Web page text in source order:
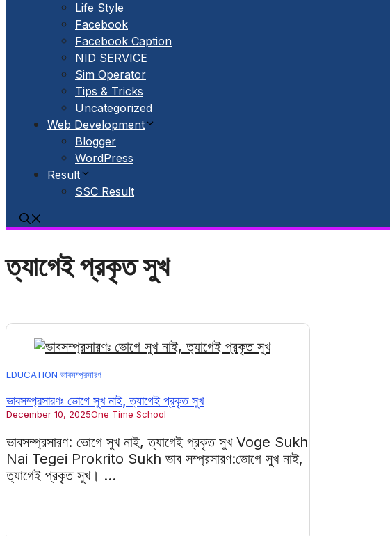
Life Style
Facebook
Facebook Caption
NID SERVICE
Sim Operator
Tips & Tricks
Uncategorized
Web Development
Blogger
WordPress
Result
SSC Result
ত্যাগেই প্রকৃত সুখ
EDUCATION ভাবসম্প্রসারণ
ভাবসম্প্রসারণঃ ভোগে সুখ নাই, ত্যাগেই প্রকৃত সুখ
December 10, 2025One Time School
ভাবসম্প্রসারণ: ভোগে সুখ নাই, ত্যাগেই প্রকৃত সুখ Voge Sukh
Nai Tegei Prokrito Sukh ভাব সম্প্রসারণ:ভোগে সুখ নাই,
ত্যাগেই প্রকৃত সুখ। ...